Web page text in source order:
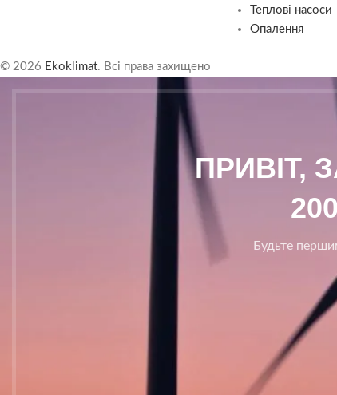
Теплові насоси
Опалення
© 2026 Ekoklimat. Всі права захищено
ПРИВІТ,
Будьте